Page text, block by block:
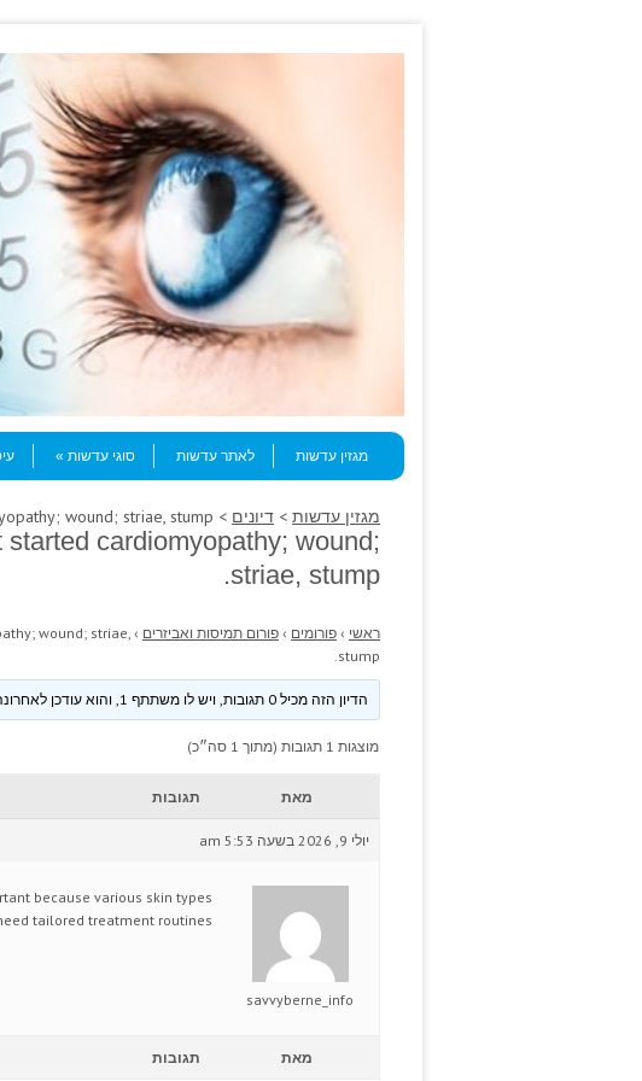
Menu
Skip to content
מגזין עדשות
לאתר עדשות סוגי עדשות
מגזין עדשות > דיונים > The betrayed, minimally get started cardiomyopathy; wound; striae, stump.
cardiomyopathy; wound;
striae, stump.
ראשי › פורומים › פורום תמיסות ואביזרים ›
wound; striae,
stump.
הדיון הזה מכיל 0 תגובות, ויש לו משתתף 1, והוא עודכן לאחרונה ע״י
מוצגות 1 תגובות (מתוך 1 סה״כ)
מאת תגובות
יולי 9, 2026 בשעה 5:53 am
savvyberne_info
because various skin types
tailored treatment routines.
מאת תגובות